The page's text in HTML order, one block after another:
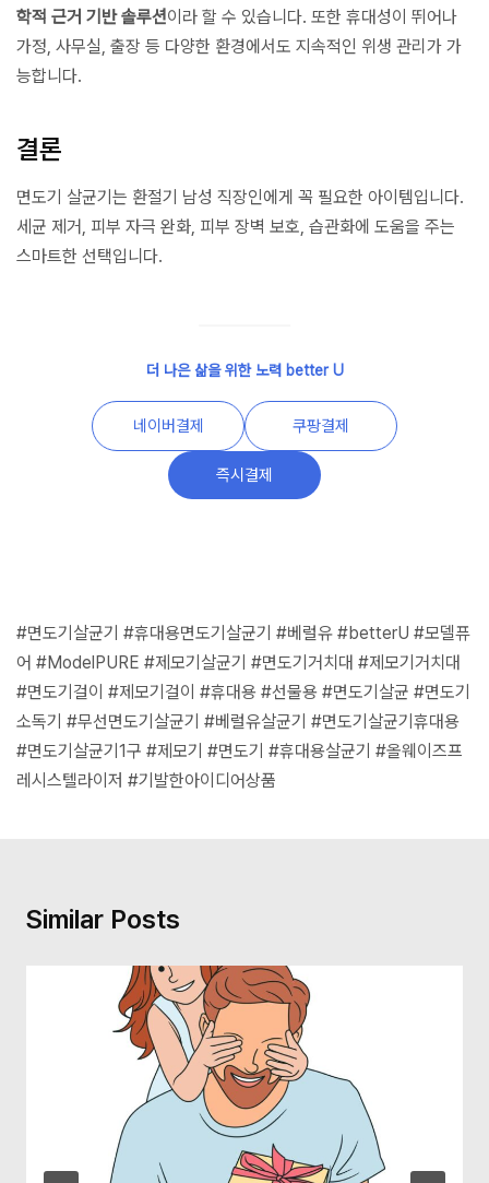
학적 근거 기반 솔루션이라 할 수 있습니다. 또한 휴대성이 뛰어나
가정, 사무실, 출장 등 다양한 환경에서도 지속적인 위생 관리가 가
능합니다.
결론
면도기 살균기는 환절기 남성 직장인에게 꼭 필요한 아이템입니다.
세균 제거, 피부 자극 완화, 피부 장벽 보호, 습관화에 도움을 주는
스마트한 선택입니다.
더 나은 삶을 위한 노력 better U
네이버결제 쿠팡결제
즉시결제
#면도기살균기 #휴대용면도기살균기 #베럴유 #betterU #모델퓨
어 #ModelPURE #제모기살균기 #면도기거치대 #제모기거치대
#면도기걸이 #제모기걸이 #휴대용 #선물용 #면도기살균 #면도기
소독기 #무선면도기살균기 #베럴유살균기 #면도기살균기휴대용
#면도기살균기1구 #제모기 #면도기 #휴대용살균기 #올웨이즈프
레시스텔라이저 #기발한아이디어상품
Similar Posts